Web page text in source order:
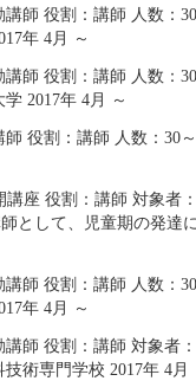
師 役割：講師 人数：
年 4月 ～
師 役割：講師 人数：
2017年 4月 ～
役割：講師 人数：30
座 役割：講師 対象者
として、児童期の発達
師 役割：講師 人数：
年 4月 ～
師 役割：講師 対象者
術専門学校 2017年 4月